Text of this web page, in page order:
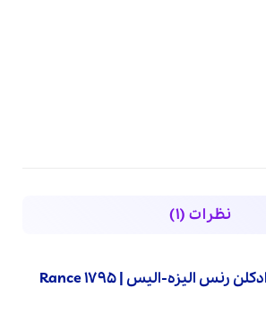
نظرات (1)
عطر ادکلن رنس الیزه-الیس | Rance 1795